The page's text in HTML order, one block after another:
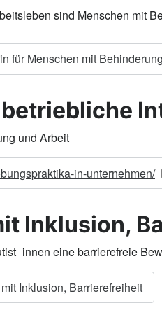
sind Menschen mit
für Menschen mit Behinderung
und Arbeit
in-unternehmen/
Inklusion,
eine barrierefreie
Inklusion, Barrierefreiheit